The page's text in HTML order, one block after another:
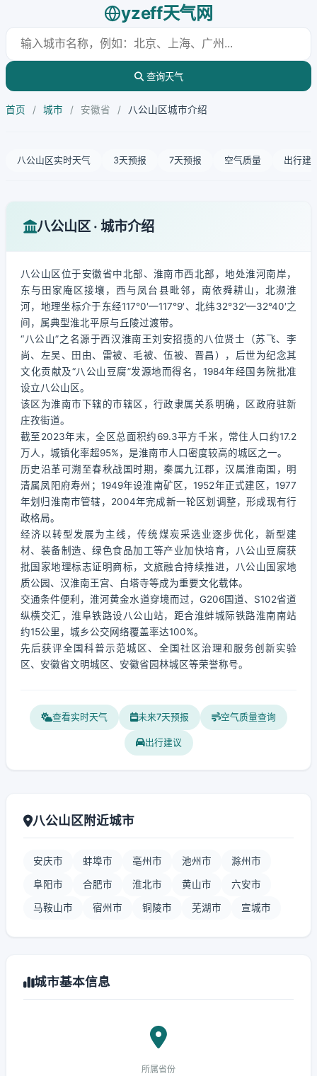
yzeff天气网
查询天气
首页 / 城市 / 安徽省 / 八公山区城市介绍
八公山区实时天气 3天预报 7天预报 空气质量 出行建
八公山区 · 城市介绍
八公山区位于安徽省中北部、淮南市西北部，地处淮河南岸，
东与田家庵区接壤，西与凤台县毗邻，南依舜耕山，北濒淮
河，地理坐标介于东经117°0′—117°9′、北纬32°32′—32°40′之
间，属典型淮北平原与丘陵过渡带。
“八公山”之名源于西汉淮南王刘安招揽的八位贤士（苏飞、李
尚、左吴、田由、雷被、毛被、伍被、晋昌），后世为纪念其
文化贡献及“八公山豆腐”发源地而得名，1984年经国务院批准
设立八公山区。
该区为淮南市下辖的市辖区，行政隶属关系明确，区政府驻新
庄孜街道。
截至2023年末，全区总面积约69.3平方千米，常住人口约17.2
万人，城镇化率超95%，是淮南市人口密度较高的城区之一。
历史沿革可溯至春秋战国时期，秦属九江郡，汉属淮南国，明
清属凤阳府寿州；1949年设淮南矿区，1952年正式建区，1977
年划归淮南市管辖，2004年完成新一轮区划调整，形成现有行
政格局。
经济以转型发展为主线，传统煤炭采选业逐步优化，新型建
材、装备制造、绿色食品加工等产业加快培育，八公山豆腐获
批国家地理标志证明商标，文旅融合持续推进，八公山国家地
质公园、汉淮南王宫、白塔寺等成为重要文化载体。
交通条件便利，淮河黄金水道穿境而过，G206国道、S102省道
纵横交汇，淮阜铁路设八公山站，距合淮蚌城际铁路淮南南站
约15公里，城乡公交网络覆盖率达100%。
先后获评全国科普示范城区、全国社区治理和服务创新实验
区、安徽省文明城区、安徽省园林城区等荣誉称号。
查看实时天气 未来7天预报 空气质量查询
出行建议
八公山区附近城市
安庆市 蚌埠市 亳州市 池州市 滁州市
阜阳市 合肥市 淮北市 黄山市 六安市
马鞍山市 宿州市 铜陵市 芜湖市 宣城市
城市基本信息
所属省份